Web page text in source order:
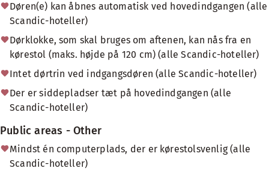
Døren(e) kan åbnes automatisk ved hovedindgangen (alle
Scandic-hoteller)
Dørklokke, som skal bruges om aftenen, kan nås fra en
kørestol (maks. højde på 120 cm) (alle Scandic-hoteller)
Intet dørtrin ved indgangsdøren (alle Scandic-hoteller)
Der er siddepladser tæt på hovedindgangen (alle
Scandic-hoteller)
Public areas - Other
Mindst én computerplads, der er kørestolsvenlig (alle
Scandic-hoteller)